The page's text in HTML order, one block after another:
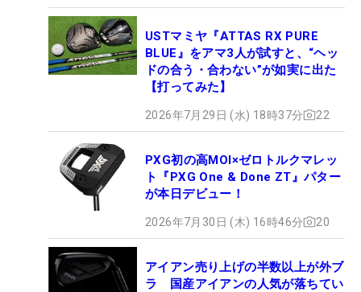
USTマミヤ『ATTAS RX PURE
BLUE』をアマ3人が試すと、“ヘッ
ドの合う・合わない”が如実に出た
【打ってみた】
2026年7月29日 (水) 18時37分 22
PXG初の高MOI×ゼロトルクマレッ
ト『PXG One & Done ZT』パター
が本日デビュー！
2026年7月30日 (木) 16時46分 20
アイアン売り上げの半数以上が外ブ
ラ 国産アイアンの人気が落ちてい